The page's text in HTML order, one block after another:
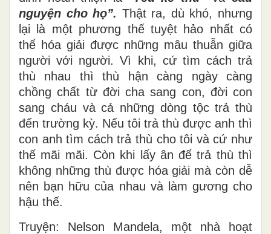
nguyện cho họ”. Thật ra, dù khó, nhưng
lại là một phương thế tuyệt hảo nhất có
thể hóa giải được những mâu thuẫn giữa
người với người. Vì khi, cứ tìm cách trả
thù nhau thì thù hận càng ngày càng
chồng chất từ đời cha sang con, đời con
sang cháu và cả những dòng tộc trả thù
đến trường kỳ. Nếu tôi trả thù được anh thì
con anh tìm cách trả thù cho tôi và cứ như
thế mãi mãi. Còn khi lấy ân để trả thù thì
không những thù được hóa giải mà còn dễ
nên bạn hữu của nhau và làm gương cho
hậu thế.
Truyện: Nelson Mandela, một nhà hoạt